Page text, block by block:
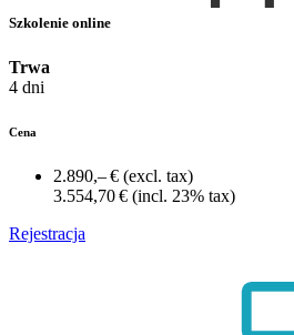
Szkolenie online
Trwa
4 dni
Cena
2.890,– € (excl. tax)
3.554,70 € (incl. 23% tax)
Rejestracja